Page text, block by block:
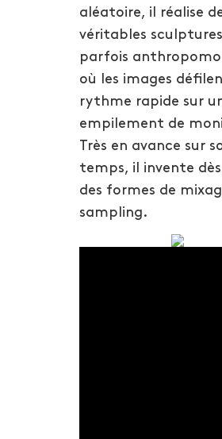
aléatoire, il réalise
véritables
parfois
où les images
rythme rapide sur
empilement de
Très en avance sur
temps, il invente dès
des formes de
sampling.